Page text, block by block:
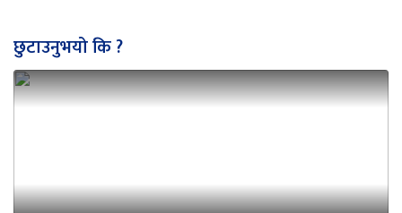
छुटाउनुभयो कि ?